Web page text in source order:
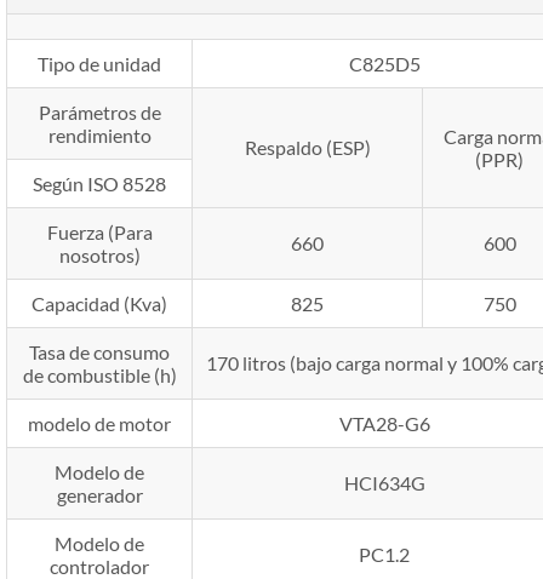
Tipo de unidad C825D5
Parámetros de
rendimiento
Respaldo (ESP)
Carga
(PPR)
Según ISO 8528
Fuerza (Para
nosotros)
660 600
Capacidad (Kva) 825 750
Tasa de consumo
de combustible (h)
170 litros (bajo carga normal y 100%
modelo de motor VTA28-G6
Modelo de
generador
HCI634G
Modelo de
controlador
PC1.2